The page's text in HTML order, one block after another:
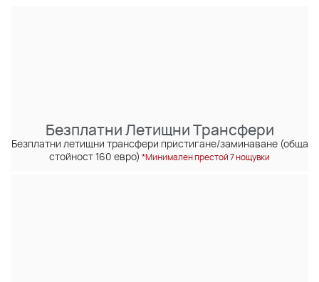
Безплатни Летищни Трансфери
Безплатни летищни трансфери пристигане/заминаване (обща
стойност 160 евро) *Минимален престой 7 нощувки